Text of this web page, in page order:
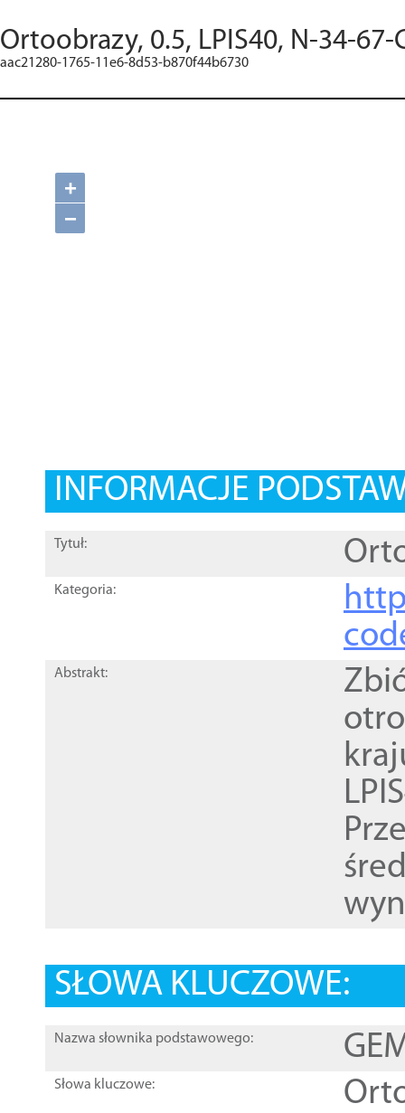
Ortoobrazy, 0.5, LPIS40, N-34-67-
aac21280-1765-11e6-8d53-b870f44b6730
+
−
INFORMACJE
Tytuł:
Kategoria:
Abstrakt:
SŁOWA KLUCZOWE:
Nazwa słownika podstawowego:
Słowa kluczowe: